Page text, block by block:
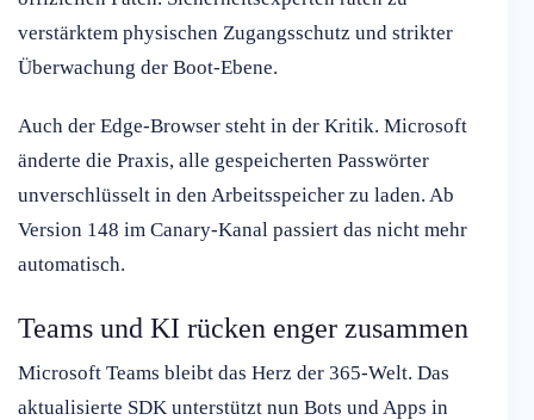
verstärktem physischen Zugangsschutz und strikter
Überwachung der Boot-Ebene.
Auch der Edge-Browser steht in der Kritik. Microsoft
änderte die Praxis, alle gespeicherten Passwörter
unverschlüsselt in den Arbeitsspeicher zu laden. Ab
Version 148 im Canary-Kanal passiert das nicht mehr
automatisch.
Teams und KI rücken enger zusammen
Microsoft Teams bleibt das Herz der 365-Welt. Das
aktualisierte SDK unterstützt nun Bots und Apps in